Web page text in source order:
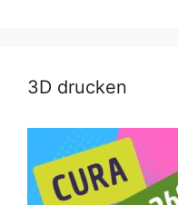
3D drucken